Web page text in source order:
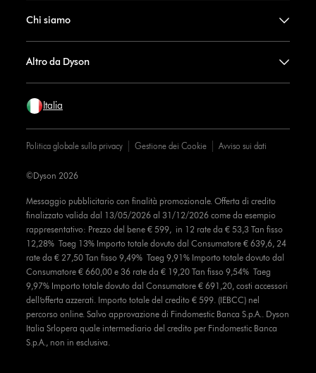
Chi siamo
Altro da Dyson
Italia
Politica globale sulla privacy Gestione dei Cookie Avviso sui dati
Messaggio pubblicitario con finalità promozionale. Offerta di credito
finalizzato valida dal 13/05/2026 al 31/12/2026 come da esempio
rappresentativo: Prezzo del bene € 599, in 12 rate da € 53,3 Tan fisso
12,28% Taeg 13% Importo totale dovuto dal Consumatore € 639,6, 24
rate da € 27,50 Tan fisso 9,49% Taeg 9,91% Importo totale dovuto dal
Consumatore € 660,00 e 36 rate da € 19,20 Tan fisso 9,54% Taeg
9,97% Importo totale dovuto dal Consumatore € 691,20, costi accessori
dell’offerta azzerati. Importo totale del credito € 599. (IEBCC) nel
percorso online. Salvo approvazione di Findomestic Banca S.p.A.. Dyson
Italia Srlopera quale intermediario del credito per Findomestic Banca
S.p.A., non in esclusiva.
©Dyson 2026